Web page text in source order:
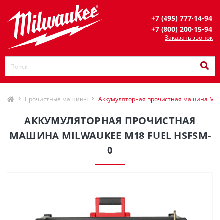
+7 (495) 777-14-94
+7 (800) 200-15-94
Заказать звонок
Прочистные машины Аккумуляторная прочистная машина
АККУМУЛЯТОРНАЯ ПРОЧИСТНАЯ
МАШИНА MILWAUKEE M18 FUEL HSFSM-
0